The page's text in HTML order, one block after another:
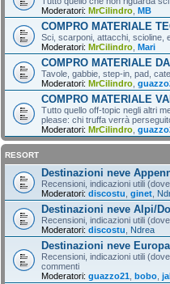
Moderatori: MrCilindro MB
COMPRO MATERIALE
Sci, scarponi, attacchi, scioline,
Moderatori: MrCilindro Mari
COMPRO MATERIALE
Tavole, gabbie, step-in, pad,
Moderatori: MrCilindro
COMPRO MATERIALE
Tutto quello off-topic negli altri
please: chi truffa verrà
Moderatori: MrCilindro
RESORT
Destinazioni neve
Recensioni, indicazioni utili
Moderatori: discostu ginet
Destinazioni neve Alpi/
Recensioni, indicazioni utili
Moderatori: discostu Ndrea
Destinazioni neve Europa
Recensioni, indicazioni utili
commenti
Moderatori: guazzo21 bobo